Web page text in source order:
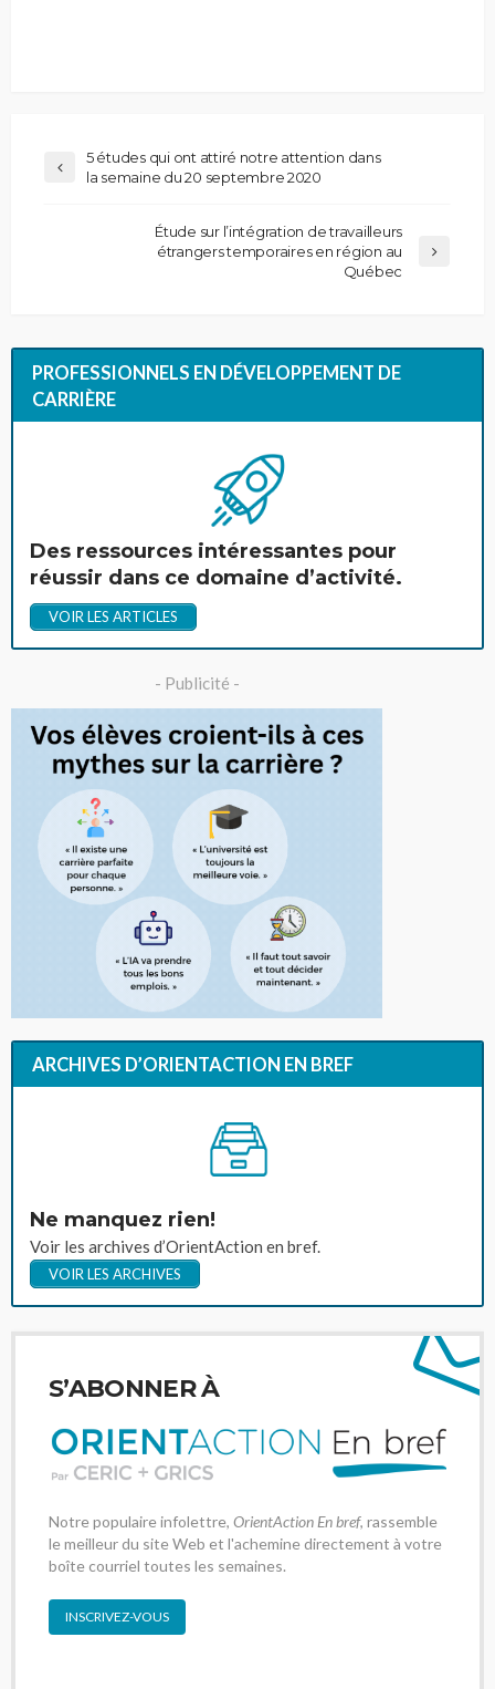
5 études qui ont attiré notre attention dans
la semaine du 20 septembre 2020
Étude sur l’intégration de travailleurs
étrangers temporaires en région au
Québec
PROFESSIONNELS EN DÉVELOPPEMENT DE
CARRIÈRE
Des ressources intéressantes pour
réussir dans ce domaine d’activité.
VOIR LES ARTICLES
- Publicité -
ARCHIVES D’ORIENTACTION EN BREF
Ne manquez rien!
Voir les archives d’OrientAction en bref.
VOIR LES ARCHIVES
S’ABONNER À
Notre populaire infolettre, OrientAction En bref, rassemble
le meilleur du site Web et l'achemine directement à votre
boîte courriel toutes les semaines.
INSCRIVEZ-VOUS